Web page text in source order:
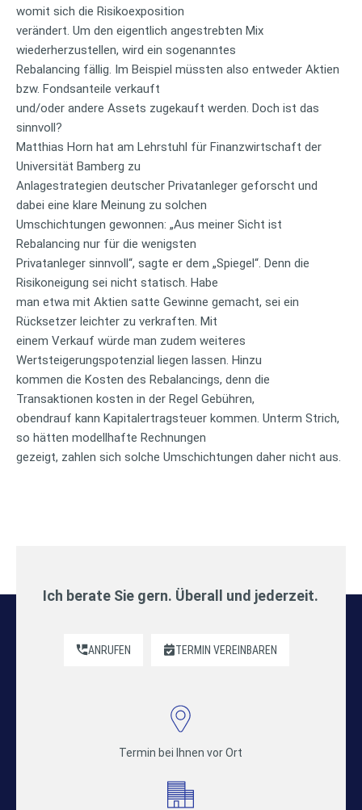
womit sich die Risikoexposition
verändert. Um den eigentlich angestrebten Mix
wiederherzustellen, wird ein sogenanntes
Rebalancing fällig. Im Beispiel müssten also entweder Aktien
bzw. Fondsanteile verkauft
und/oder andere Assets zugekauft werden. Doch ist das
sinnvoll?
Matthias Horn hat am Lehrstuhl für Finanzwirtschaft der
Universität Bamberg zu
Anlagestrategien deutscher Privatanleger geforscht und
dabei eine klare Meinung zu solchen
Umschichtungen gewonnen: „Aus meiner Sicht ist
Rebalancing nur für die wenigsten
Privatanleger sinnvoll“, sagte er dem „Spiegel“. Denn die
Risikoneigung sei nicht statisch. Habe
man etwa mit Aktien satte Gewinne gemacht, sei ein
Rücksetzer leichter zu verkraften. Mit
einem Verkauf würde man zudem weiteres
Wertsteigerungspotenzial liegen lassen. Hinzu
kommen die Kosten des Rebalancings, denn die
Transaktionen kosten in der Regel Gebühren,
obendrauf kann Kapitalertragsteuer kommen. Unterm Strich,
so hätten modellhafte Rechnungen
gezeigt, zahlen sich solche Umschichtungen daher nicht aus.
Ich berate Sie gern. Überall und jederzeit.
ANRUFEN TERMIN VEREINBAREN
Termin bei Ihnen vor Ort